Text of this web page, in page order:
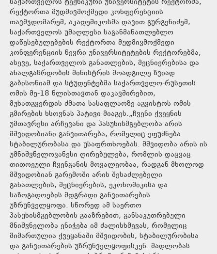
რექტორთა მუდმივმოქმედი კონფერენციის
თავმჯდომარემ, აკადემიკოსმა დავით გურგენიძემ,
საქართველოს უმაღლესი საგანმანათლებლო
დაწესებულებების რექტორთა მუდმივმოქმედი
კონფერენციის წევრი უნივერსიტეტების რექტორებმა,
ასევე, საქართველოს განათლების, მეცნიერებისა და
ახალგაზრდობის მინისტრის მოადგილე ზვიად
გაბისონიამ და სტუდენტებმა საქართველო-რუსეთის
ომის მე-18 წლისთავთან დაკავშირებით,
მუხათგვერდის ძმათა სასაფლაოზე აგვისტოს ომის
გმირების ხსოვნას პატივი მიაგეს.„ჩვენი ქვეყნის
უმთავრესი არჩევანი და პასუხისმგებლობა არის
მშვიდობიანი განვითარება, რომელიც ეფუძნება
სტაბილურობასა და უსაფრთხოებას. მშვიდობა არის ის
უმნიშვნელოვანესი ღირებულება, რომლის დაცვაც
თითოეული ჩვენგანის მოვალეობაა, რადგან მხოლოდ
მშვიდობიან გარემოში არის შესაძლებელი
განათლების, მეცნიერების, ეკონომიკისა და
საზოგადოების მდგრადი განვითარების
უზრუნველყოფა. სწორედ ამ საერთო
პასუხისმგებლობის გააზრებით, განსაკუთრებული
მნიშვნელობა ენიჭება იმ ძალისხმევას, რომელიც
მიმართულია ქვეყანაში მშვიდობის, სტაბილურობისა
და განვითარების უზრუნველყოფისკენ. მადლობას